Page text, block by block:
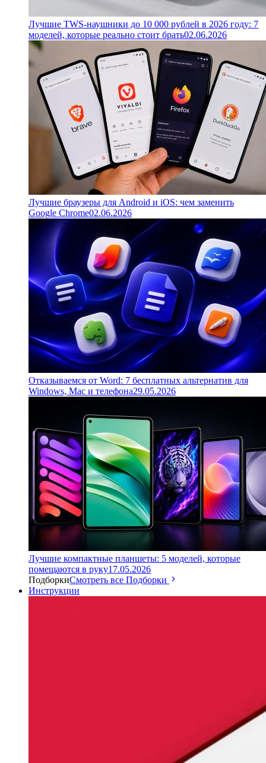
Лучшие TWS-наушники до 10 000 рублей в 2026 году: 7
моделей, которые реально стоит брать02.06.2026
Лучшие браузеры для Android и iOS: чем заменить
Google Chrome02.06.2026
Отказываемся от Word: 7 бесплатных альтернатив для
Windows, Mac и телефона29.05.2026
Лучшие компактные планшеты: 5 моделей, которые
помещаются в руку17.05.2026
ПодборкиСмотреть все Подборки
Инструкции